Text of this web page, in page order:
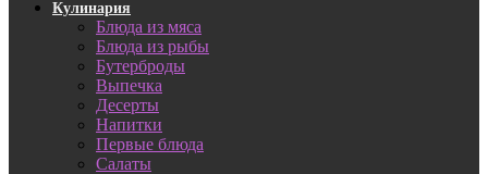
Кулинария
Блюда из мяса
Блюда из рыбы
Бутерброды
Выпечка
Десерты
Напитки
Первые блюда
Салаты